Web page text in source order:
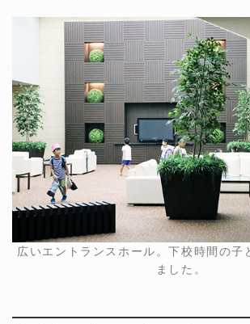
広いエントランスホール。下校時間の子
ました。